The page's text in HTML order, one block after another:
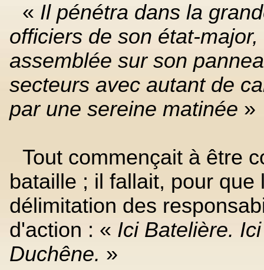
« Il pénétra dans la
officiers de son état-
assemblée sur son
secteurs avec autant de
par une sereine matinée »
Tout commençait à être
bataille ; il fallait, pour
délimitation des
d'action : « Ici Batelière.
Duchêne. »